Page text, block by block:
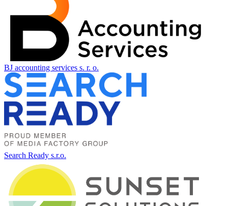
BJ accounting services s. r. o.
Search Ready s.r.o.